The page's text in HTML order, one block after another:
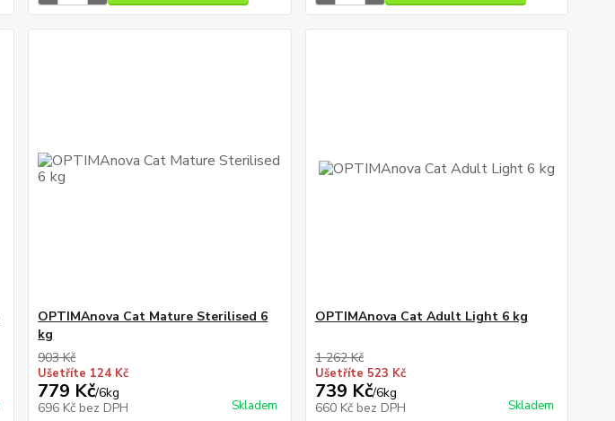
OPTIMAnova Cat Mature Sterilised 6
kg
903 Kč
Ušetříte 124 Kč
779 Kč/6kg
696 Kč bez DPH Skladem
OPTIMAnova Cat Adult Light 6 kg
1 262 Kč
Ušetříte 523 Kč
739 Kč/6kg
660 Kč bez DPH Skladem